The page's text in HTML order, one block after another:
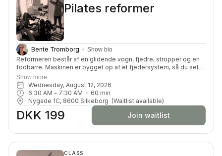
Pilates reformer
Bente Tromborg Show bio
Reformeren består af en glidende vogn, fjedre, stropper og en
fodbarre. Maskinen er bygget op af et fjedersystem, så du selv
kan kan tilpasse belastningen. Du får en dynamisk og effektiv
træning, hvor du vil blive tilpas udfordret på din styrke,
smidighed, balance, koordination og koncentration.
Show more
Wednesday, August 12, 2026
6:30 AM - 7:30 AM 60 min
Nygade 1C, 8600 Silkeborg (Waitlist available)
DKK 199 Join waitlist
CLASS